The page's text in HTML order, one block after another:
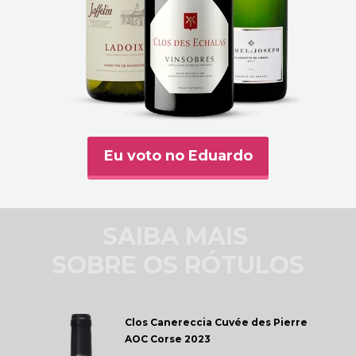
Eu voto no Eduardo
Clos Canereccia Cuvée des Pierre
AOC Corse 2023